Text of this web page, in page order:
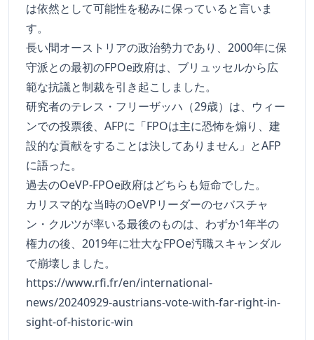
は依然として可能性を秘みに保っていると言いま
す。
長い間オーストリアの政治勢力であり、2000年に保
守派との最初のFPOe政府は、ブリュッセルから広
範な抗議と制裁を引き起こしました。
研究者のテレス・フリーザッハ（29歳）は、ウィー
ンでの投票後、AFPに「FPOは主に恐怖を煽り、建
設的な貢献をすることは決してありません」とAFP
に語った。
過去のOeVP-FPOe政府はどちらも短命でした。
カリスマ的な当時のOeVPリーダーのセバスチャ
ン・クルツが率いる最後のものは、わずか1年半の
権力の後、2019年に壮大なFPOe汚職スキャンダル
で崩壊しました。
https://www.rfi.fr/en/international-
news/20240929-austrians-vote-with-far-right-in-
sight-of-historic-win